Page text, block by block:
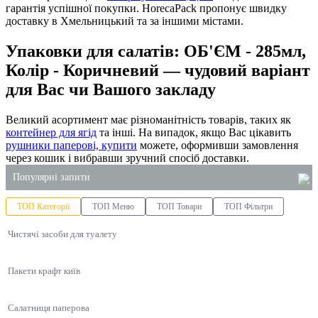
гарантія успішної покупки. HorecaPack пропонує швидку
доставку в Хмельницький та за іншими містами.
Упаковки для салатів: ОБ'ЄМ - 285мл,
Колір - Коричневий — чудовий варіант
для Вас чи Вашого закладу
Великий асортимент має різноманітність товарів, таких як
контейнер для ягід та інші. На випадок, якщо Вас цікавить
рушники паперові, купити можете, оформивши замовлення
через кошик і вибравши зручний спосіб доставки.
Популярні запити
пластикова коробка для торта купити
крафт пакет ціна
паперові рушники купити оптом
алюмінієві лотки харчові
ТОП Категорії ТОП Меню ТОП Товари ТОП Фільтри
Чистячі засоби для туалету
Пакети крафт київ
Салатниця паперова